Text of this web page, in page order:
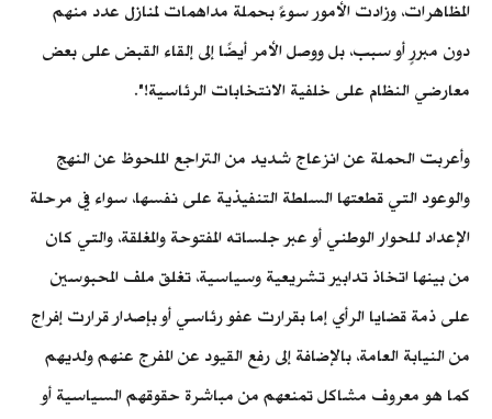
المظاهرات، وزادت الأمور سوءً بحملة مداهمات لمنازل عدد منهم
دون مبررٍ أو سبب، بل ووصل الأمر أيضًا إلى إلقاء القبض على بعض
معارضي النظام على خلفية الانتخابات الرئاسية!".
وأعربت الحملة عن انزعاج شديد من التراجع الملحوظ عن النهج
والوعود التي قطعتها السلطة التنفيذية على نفسها، سواء في مرحلة
الإعداد للحوار الوطني أو عبر جلساته المفتوحة والمغلقة، والتي كان
من بينها اتخاذ تدابير تشريعية وسياسية، تغلق ملف المحبوسين
على ذمة قضايا الرأي إما بقرارت عفو رئاسي أو بإصدار قرارت إفراج
من النيابة العامة، بالإضافة إلى رفع القيود عن المفرج عنهم ولديهم
كما هو معروف مشاكل تمنعهم من مباشرة حقوقهم السياسية أو